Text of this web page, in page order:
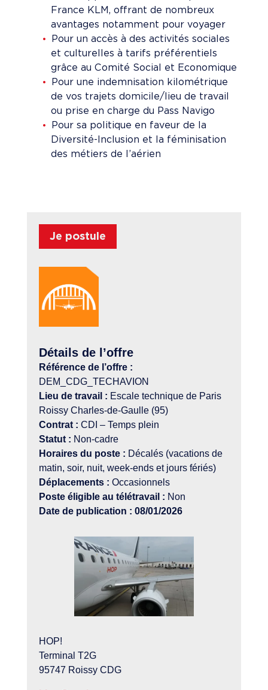
France KLM, offrant de nombreux
avantages notamment pour voyager
Pour un accès à des activités sociales
et culturelles à tarifs préférentiels
grâce au Comité Social et Economique
Pour une indemnisation kilométrique
de vos trajets domicile/lieu de travail
ou prise en charge du Pass Navigo
Pour sa politique en faveur de la
Diversité-Inclusion et la féminisation
des métiers de l’aérien
Je postule
Détails de l’offre
Référence de l’offre :
DEM_CDG_TECHAVION
Lieu de travail : Escale technique de Paris
Roissy Charles-de-Gaulle (95)
Contrat : CDI – Temps plein
Statut : Non-cadre
Horaires du poste : Décalés (vacations de
matin, soir, nuit, week-ends et jours fériés)
Déplacements : Occasionnels
Poste éligible au télétravail : Non
Date de publication : 08/01/2026
HOP!
Terminal T2G
95747 Roissy CDG